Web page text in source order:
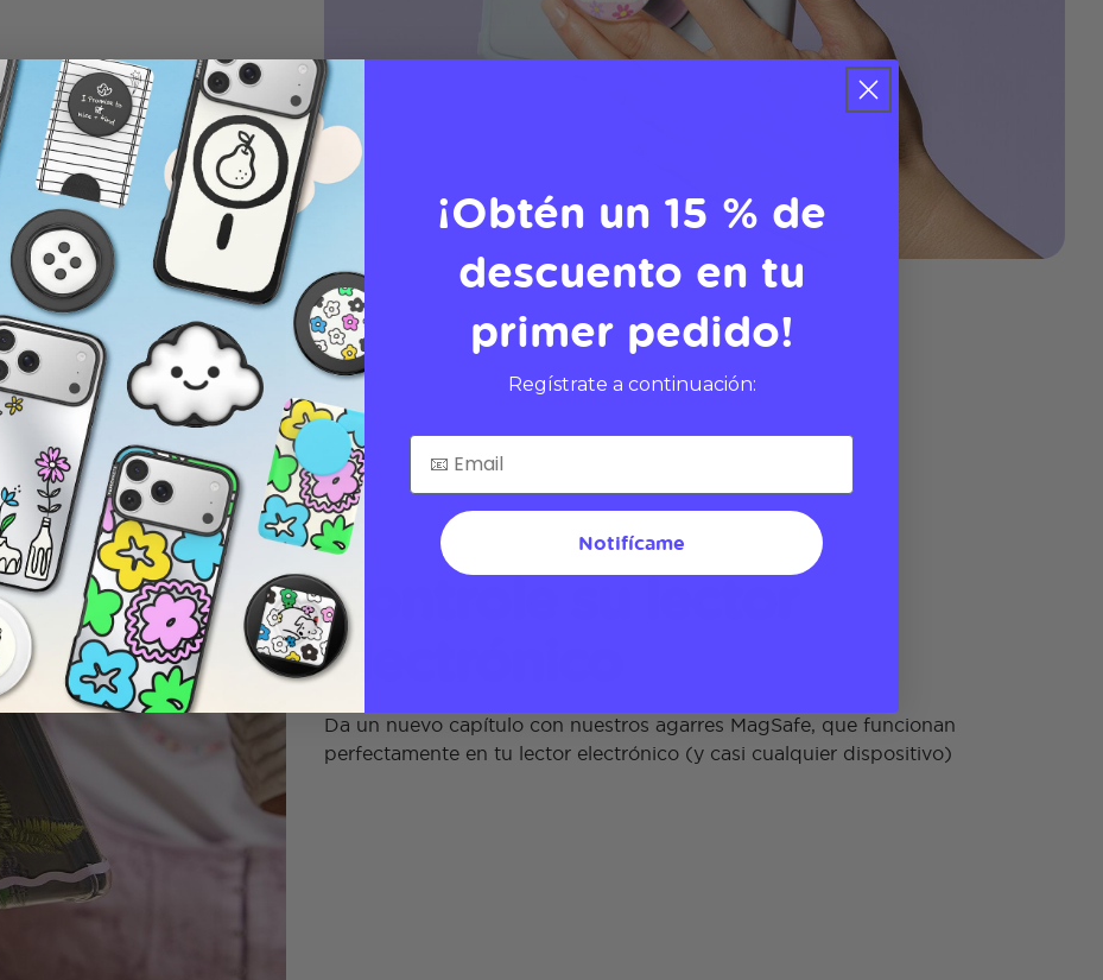
Controle su lector
electrónico
Da un nuevo capítulo con nuestros agarres MagSafe, que funcionan
perfectamente en tu lector electrónico (y casi cualquier dispositivo)
¡Obtén un 15 % de
descuento en tu
primer pedido!
Regístrate a continuación:
Notifícame